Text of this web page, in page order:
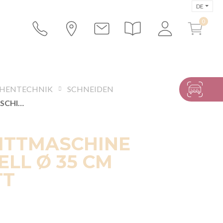
DE
SCHNEIDEN
AUFSCHNITTMASCHINE INDUSTRIELL Ø 35 CM ZUSCHNITT
Ø 35 CM